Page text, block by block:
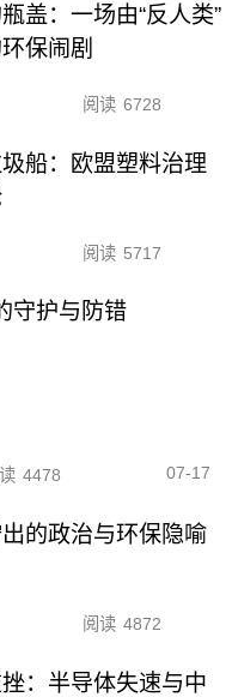
盖：一场由“反人类”
保闹剧
阅读 6728
船：欧盟塑料治理
阅读 5717
守护与防错
4478 07-17
的政治与环保隐喻
阅读 4872
：半导体失速与中